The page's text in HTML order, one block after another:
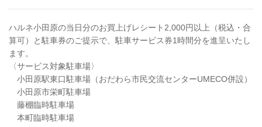
ハルネ小田原の当日分のお買上げレシート2,000円以上（税込・合
算可）と駐車券のご提示で、駐車サービス券1時間分を進呈いたし
ます。
〈サービス対象駐車場〉
小田原駅東口駐車場（おだわら市民交流センターUMECO併設）
小田原市栄町駐車場
藤棚臨時駐車場
本町臨時駐車場